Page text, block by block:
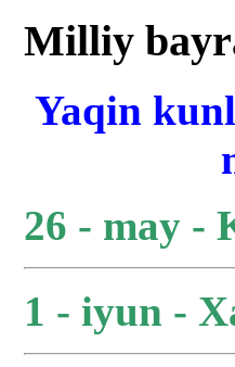
Milliy
Yaqin
26 - may -
1 - iyun -